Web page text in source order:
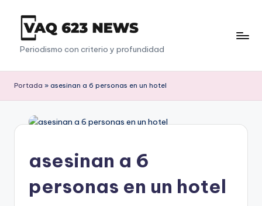
Saltar
contenido
V
a
q
2
Periodismo con criterio y profundidad
Portada » asesinan a 6 personas en un hotel
asesinan a 6
personas en un hotel